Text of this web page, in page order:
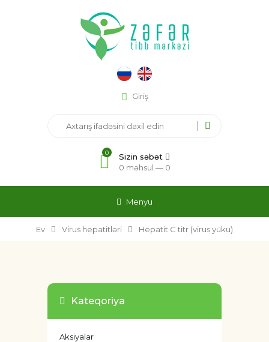
Giriş
0
Sizin səbət
0 məhsul — 0
Menyu
Ev Virus hepatitləri Hepatit C titr (virus yükü)
Kateqoriya
Aksiyalar